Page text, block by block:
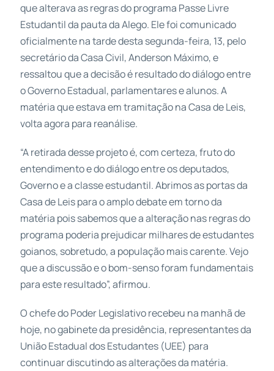
que alterava as regras do programa Passe Livre
Estudantil da pauta da Alego. Ele foi comunicado
oficialmente na tarde desta segunda-feira, 13, pelo
secretário da Casa Civil, Anderson Máximo, e
ressaltou que a decisão é resultado do diálogo entre
o Governo Estadual, parlamentares e alunos. A
matéria que estava em tramitação na Casa de Leis,
volta agora para reanálise.
“A retirada desse projeto é, com certeza, fruto do
entendimento e do diálogo entre os deputados,
Governo e a classe estudantil. Abrimos as portas da
Casa de Leis para o amplo debate em torno da
matéria pois sabemos que a alteração nas regras do
programa poderia prejudicar milhares de estudantes
goianos, sobretudo, a população mais carente. Vejo
que a discussão e o bom-senso foram fundamentais
para este resultado”, afirmou.
O chefe do Poder Legislativo recebeu na manhã de
hoje, no gabinete da presidência, representantes da
União Estadual dos Estudantes (UEE) para
continuar discutindo as alterações da matéria.